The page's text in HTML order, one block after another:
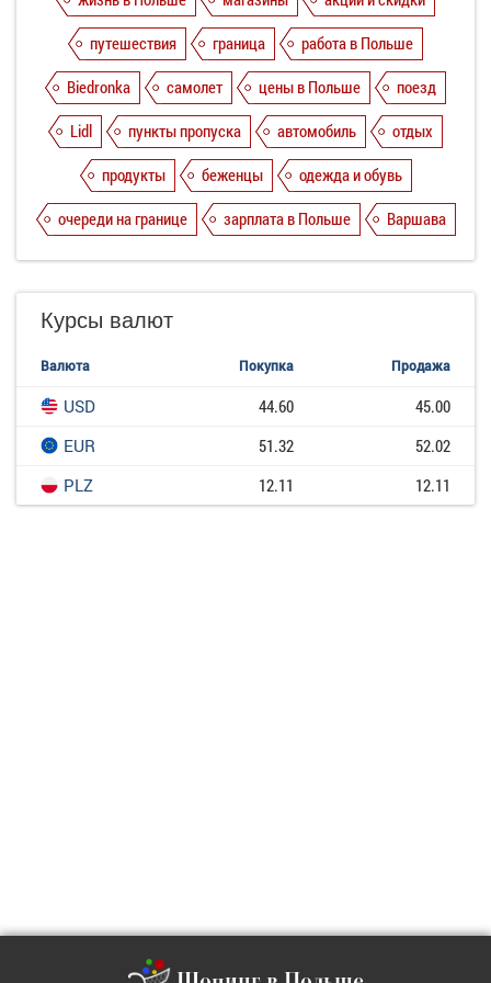
путешествия
граница
работа в Польше
Biedronka
самолет цены в Польше
поезд
Lidl
пункты пропуска автомобиль
отдых
продукты
беженцы
одежда и обувь
очереди на границе
зарплата в Польше Варшава
Курсы валют
Валюта Покупка Продажа
USD 44.60
45.00
EUR
51.32
52.02
PLZ
12.11 12.11